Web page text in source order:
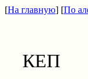
[На главную] [По
КЕП